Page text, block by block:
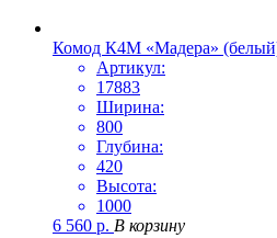
Комод К4М «Мадера»
Артикул:
17883
Ширина:
800
Глубина:
420
Высота:
1000
6 560 р. В корзину